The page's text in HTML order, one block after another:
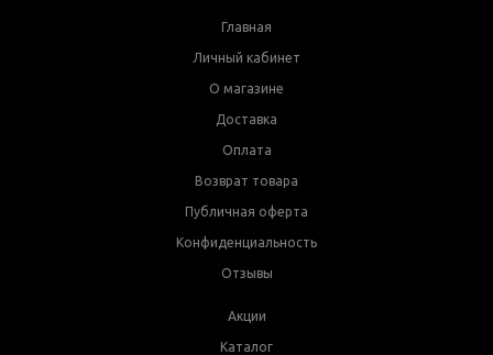
Главная
Личный кабинет
О магазине
Доставка
Оплата
Возврат товара
Публичная оферта
Конфиденциальность
Отзывы
Акции
Каталог